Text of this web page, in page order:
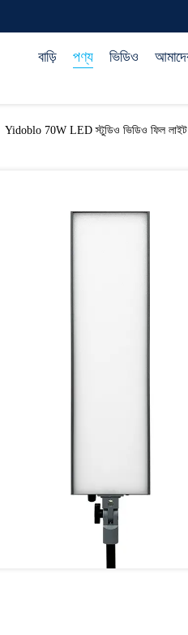
বাড়ি পণ্য ভিডিও
Yidoblo 70W LED স্টুডিও ভিডিও ফিল লাইট